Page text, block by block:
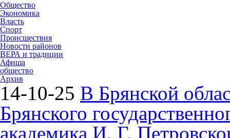
Общество
Экономика
Власть
Спорт
Происшествия
Новости районов
ВЕРА и традиции
Афиша
общество
Архив
14-10-25 В Брянской
Брянского
академика И. Г.